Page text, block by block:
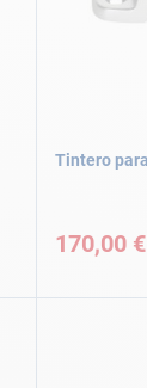
Tintero
170,00 €